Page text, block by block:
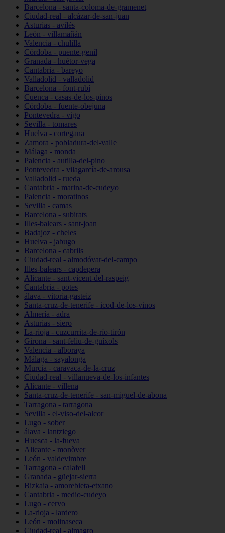
Barcelona - santa-coloma-de-gramenet
Ciudad-real - alcázar-de-san-juan
Asturias - avilés
León - villamañán
Valencia - chulilla
Córdoba - puente-genil
Granada - huétor-vega
Cantabria - bareyo
Valladolid - valladolid
Barcelona - font-rubí
Cuenca - casas-de-los-pinos
Córdoba - fuente-obejuna
Pontevedra - vigo
Sevilla - tomares
Huelva - cortegana
Zamora - pobladura-del-valle
Málaga - monda
Palencia - autilla-del-pino
Pontevedra - vilagarcía-de-arousa
Valladolid - rueda
Cantabria - marina-de-cudeyo
Palencia - moratinos
Sevilla - camas
Barcelona - subirats
Illes-balears - sant-joan
Badajoz - cheles
Huelva - jabugo
Barcelona - cabrils
Ciudad-real - almodóvar-del-campo
Illes-balears - capdepera
Alicante - sant-vicent-del-raspeig
Cantabria - potes
álava - vitoria-gasteiz
Santa-cruz-de-tenerife - icod-de-los-vinos
Almería - adra
Asturias - siero
La-rioja - cuzcurrita-de-río-tirón
Girona - sant-feliu-de-guíxols
Valencia - alboraya
Málaga - sayalonga
Murcia - caravaca-de-la-cruz
Ciudad-real - villanueva-de-los-infantes
Alicante - villena
Santa-cruz-de-tenerife - san-miguel-de-abona
Tarragona - tarragona
Sevilla - el-viso-del-alcor
Lugo - sober
álava - lantziego
Huesca - la-fueva
Alicante - monòver
León - valdevimbre
Tarragona - calafell
Granada - güejar-sierra
Bizkaia - amorebieta-etxano
Cantabria - medio-cudeyo
Lugo - cervo
La-rioja - lardero
León - molinaseca
Ciudad-real - almagro